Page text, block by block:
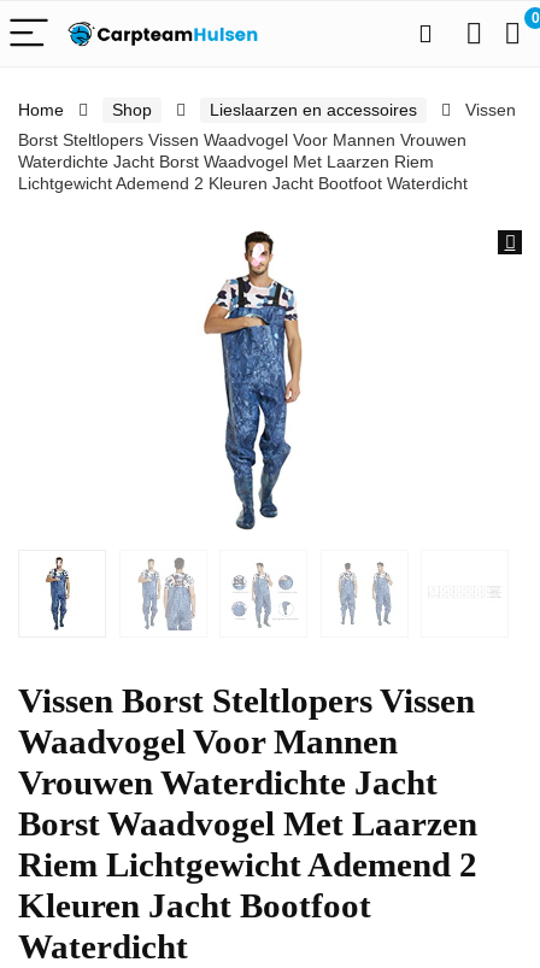
0
Home Shop Lieslaarzen en accessoires
Vissen
Borst Steltlopers Vissen Waadvogel Voor Mannen Vrouwen
Waterdichte Jacht Borst Waadvogel Met Laarzen Riem
Lichtgewicht Ademend 2 Kleuren Jacht Bootfoot Waterdicht
Vissen Borst Steltlopers Vissen
Waadvogel Voor Mannen
Vrouwen Waterdichte Jacht
Borst Waadvogel Met Laarzen
Riem Lichtgewicht Ademend 2
Kleuren Jacht Bootfoot
Waterdicht